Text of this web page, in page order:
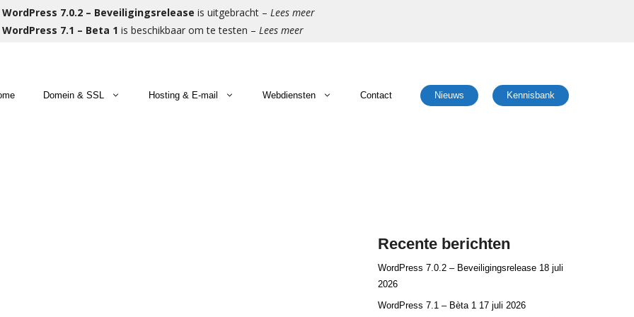
WordPress 7.0.2 – Beveiligingsrelease is uitgebracht – Lees meer
WordPress 7.1 – Beta 1 is beschikbaar om te testen – Lees meer
Domein & SSL Hosting & E-mail
E-mail verhuisservice (IMAP)
Webdiensten
Herstel & Ondersteuning Service (HOS)
Migratie & Configuratie Service
Contact Nieuws Kennisbank
Recente berichten
WordPress 7.0.2 – Beveiligingsrelease 18 juli
2026
WordPress 7.1 – Bèta 1 17 juli 2026